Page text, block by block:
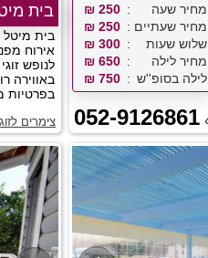
מחיר שעה
250 ₪
מחיר שעתיים
250 ₪
שלוש שעות
300 ₪
מחיר לילה
650 ₪
לילה בסופ''ש
750 ₪
052-9126861
בית
בית
אירוח
לנופש
באווירה
בפרטיות
צימרים